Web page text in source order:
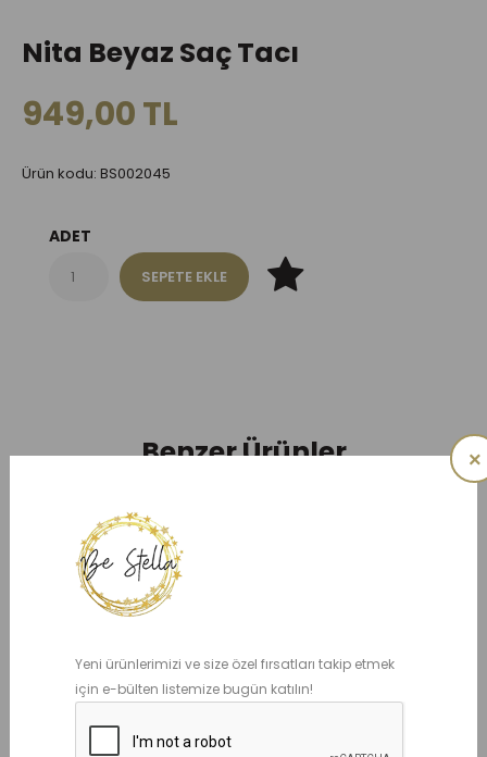
Yeni ürünlerimizi ve size özel fırsatları takip etmek
için e-bülten listemize bugün katılın!
×
Nita Beyaz Saç Tacı
949,00 TL
Ürün kodu: BS002045
ADET
Benzer Ürünler
Chicca Beyaz Elbise
6.490,00 TL
Sepete Ekle
Harper Beyaz Elbise
Sepete Ekle